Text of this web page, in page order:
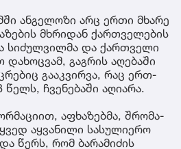
ანგელოზი არც ერთი მხარე
მხრიდან ქართველების
სიძულვილმა და ქართველი
დახოცვამ, გაგრის აღებაში
გააკვირვა, რაც ერთ-
წელს, ჩვენებაში აღიარა.
აფხაზებმა, შრომა-
აყვანილი სასულიერო
წერს, რომ ბარამიძის